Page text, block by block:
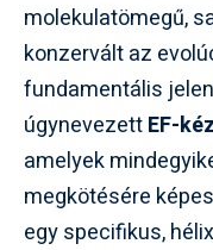
molekulatömegű,
konzervált az
fundamentális
úgynevezettEF-
amelyek
megkötésére
egy specifikus,